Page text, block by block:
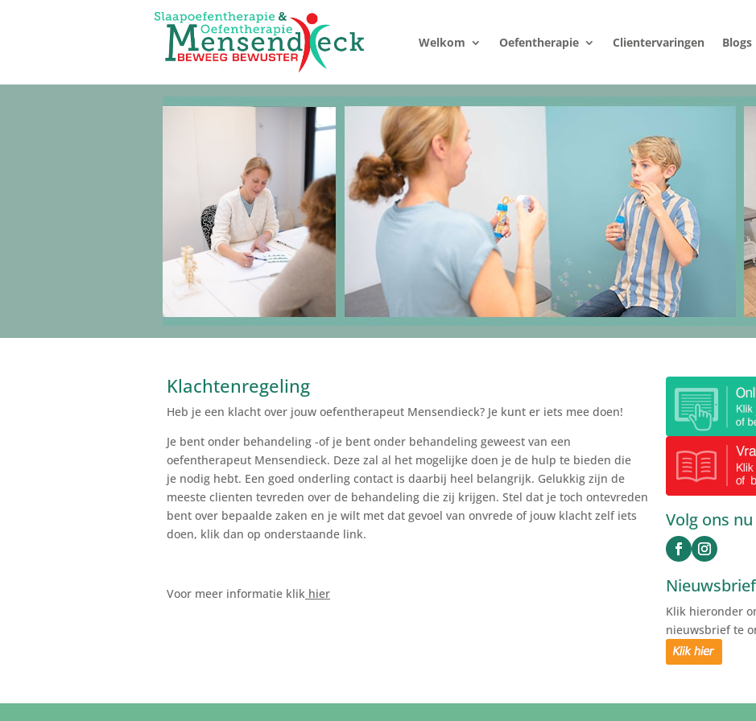
Welkom Oefentherapie Clientervaringen Blogs
Klachtenregeling
Heb je een klacht over jouw oefentherapeut Mensendieck? Je kunt er iets mee doen!
Je bent onder behandeling -of je bent onder behandeling geweest van een
oefentherapeut Mensendieck. Deze zal al het mogelijke doen je de hulp te bieden die
je nodig hebt. Een goed onderling contact is daarbij heel belangrijk. Gelukkig zijn de
meeste clienten tevreden over de behandeling die zij krijgen. Stel dat je toch ontevreden
bent over bepaalde zaken en je wilt met dat gevoel van onvrede of jouw klacht zelf iets
doen, klik dan op onderstaande link.
Voor meer informatie klik hier
Volg ons
Nieuwsbrief
Klik hieronder
nieuwsbrief te